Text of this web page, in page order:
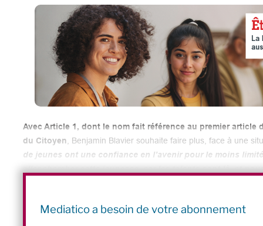
Avec Article 1, dont le nom fait référence au premier article
du Citoyen , Benjamin Blavier souhaite faire plus, face à une
de jeunes ont une confiance en l’avenir pour le moins
aller chercher cette jeunesse, car les talents sont là, et
Un extrait de ce portrait vidéo a été diffusé dans «
Mediatico a besoin de votre abonnement